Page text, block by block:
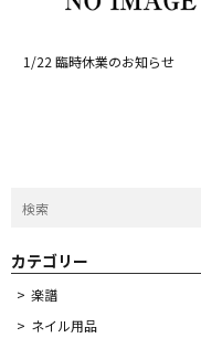
1/22 臨時休業のお知らせ
カテゴリー
楽譜
ネイル用品